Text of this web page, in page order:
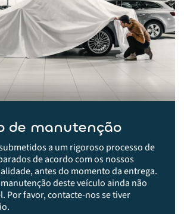
de manutenção
a um rigoroso processo de
de acordo com os nossos
antes do momento da entrega.​
deste veículo ainda não
Por favor, contacte-nos se tiver